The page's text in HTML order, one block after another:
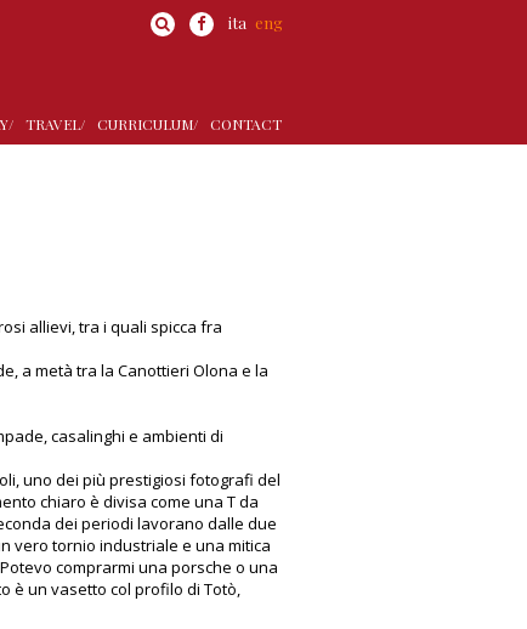
ita eng
TRAVEL/ CURRICULUM/ CONTACT
allievi, tra i quali spicca fra
a metà tra la Canottieri Olona e la
casalinghi e ambienti di
uno dei più prestigiosi fotografi del
chiaro è divisa come una T da
dei periodi lavorano dalle due
vero tornio industriale e una mitica
comprarmi una porsche o una
è un vasetto col profilo di Totò,